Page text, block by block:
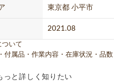
東京都 小平市
2021.08
ついて
付属品・作業内容・在庫状況・品
っと詳しく知りたい